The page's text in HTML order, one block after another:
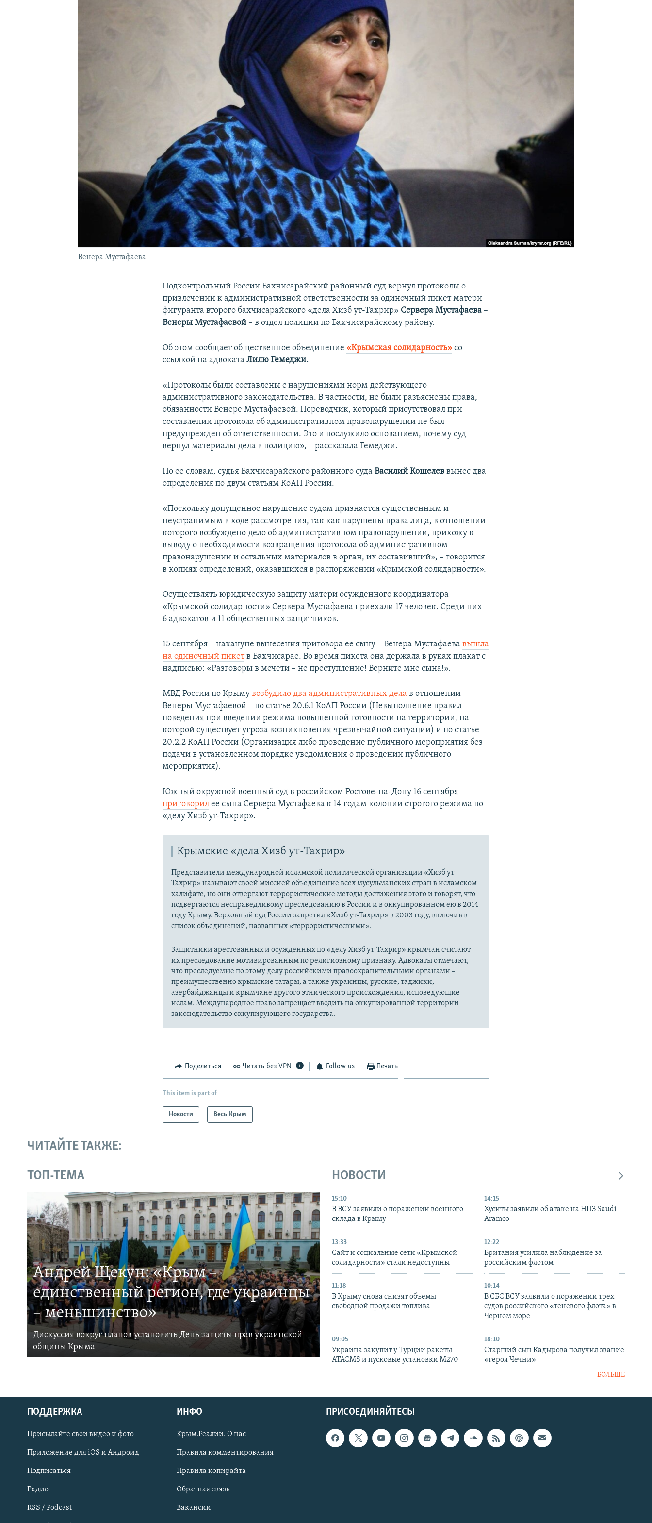
Українською
Qırımtatar
ПРИСОЕДИНЯЙТЕСЬ!
Венера Мустафаева
Подконтрольный России Бахчисарайский районный суд вернул протоколы о
привлечении к административной ответственности за одиночный пикет матери
фигуранта второго бахчисарайского «дела Хизб ут-Тахрир» Сервера Мустафаева –
Венеры Мустафаевой – в отдел полиции по Бахчисарайскому району.
Об этом сообщает общественное объединение «Крымская солидарность» со
ссылкой на адвокатаЛилю Гемеджи.
«Протоколы были составлены с нарушениями норм действующего
административного законодательства. В частности, не были разъяснены права,
обязанности Венере Мустафаевой. Переводчик, который присутствовал при
составлении протокола об административном правонарушении не был
предупрежден об ответственности. Это и послужило основанием, почему суд
вернул материалы дела в полицию», – рассказала Гемеджи.
По ее словам, судья Бахчисарайского районного судаВасилий Кошелеввынес два
определения по двум статьям КоАП России.
«Поскольку допущенное нарушение судом признается существенным и
неустранимым в ходе рассмотрения, так как нарушены права лица, в отношении
которого возбуждено дело об административном правонарушении, прихожу к
выводу о необходимости возвращения протокола об административном
правонарушении и остальных материалов в орган, их составивший», – говорится
в копиях определений, оказавшихся в распоряжении «Крымской солидарности».
Осуществлять юридическую защиту матери осужденного координатора
«Крымской солидарности» Сервера Мустафаева приехали 17 человек. Среди них –
6 адвокатов и 11 общественных защитников.
15 сентября – накануне вынесения приговора ее сыну – Венера Мустафаевавышла
на одиночный пикетв Бахчисарае. Во время пикета она держала в руках плакат с
надписью: «Разговоры в мечети – не преступление! Верните мне сына!».
МВД России по Крымувозбудило два административных делав отношении
Венеры Мустафаевой – по статье 20.6.1 КоАП России (Невыполнение правил
поведения при введении режима повышенной готовности на территории, на
которой существует угроза возникновения чрезвычайной ситуации) и по статье
20.2.2 КоАП России (Организация либо проведение публичного мероприятия без
подачи в установленном порядке уведомления о проведении публичного
мероприятия).
Южный окружной военный суд в российском Ростове-на-Дону 16 сентября
приговорил ее сына Сервера Мустафаева к 14 годам колонии строгого режима по
«делу Хизб ут-Тахрир».
Крымские «дела Хизб ут-Тахрир»
Представители международной исламской политической организации «Хизб ут-
Тахрир» называют своей миссией объединение всех мусульманских стран в исламском
халифате, но они отвергают террористические методы достижения этого и говорят, что
подвергаются несправедливому преследованию в России и в оккупированном ею в 2014
году Крыму. Верховный суд России запретил «Хизб ут-Тахрир» в 2003 году, включив в
список объединений, названных «террористическими».
Защитники арестованных и осужденных по «делу Хизб ут-Тахрир» крымчан считают
их преследование мотивированным по религиозному признаку. Адвокаты отмечают,
что преследуемые по этому делу российскими правоохранительными органами –
преимущественно крымские татары, а также украинцы, русские, таджики,
азербайджанцы и крымчане другого этнического происхождения, исповедующие
ислам. Международное право запрещает вводить на оккупированной территории
законодательство оккупирующего государства.
Поделиться Читать без VPN Follow us Печать
This item is part of
Новости Весь Крым
ЧИТАЙТЕ ТАКЖЕ:
ТОП-ТЕМА
Андрей Щекун: «Крым –
единственный регион, где украинцы
– меньшинство»
Дискуссия вокруг планов установить День защиты прав украинской
общины Крыма
НОВОСТИ
15:10
В ВСУ заявили о поражении военного
склада в Крыму
14:15
Хуситы заявили об атаке на НПЗ Saudi
Aramco
13:33
Сайт и социальные сети «Крымской
солидарности» стали недоступны
12:22
Британия усилила наблюдение за
российским флотом
11:18
В Крыму снова снизят объемы
свободной продажи топлива
10:14
В СБС ВСУ заявили о поражении трех
судов российского «теневого флота» в
Черном море
09:05
Украина закупит у Турции ракеты
ATACMS и пусковые установки M270
18:10
Старший сын Кадырова получил звание
«героя Чечни»
БОЛЬШЕ
ПРИСОЕДИНЯЙТЕСЬ!
ПОДДЕРЖКА
Присылайте свои видео и фото
Приложение для iOS и Андроид
Подписаться
Радио
RSS / Podcast
ИНФО
Крым.Реалии. О нас
Правила комментирования
Правила копирайта
Обратная связь
Вакансии